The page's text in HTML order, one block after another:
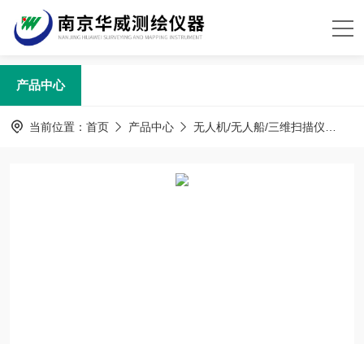
产品中心
当前位置： 首页 产品中心 无人机/无人船/三维扫描仪